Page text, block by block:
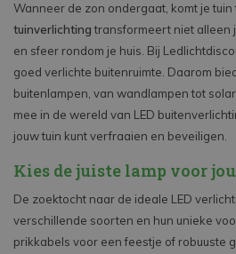
Wanneer de zon ondergaat, komt je
tuinverlichtingtransformeert niet alleen
en sfeer rondom je huis. Bij
goed verlichte buitenruimte. Daarom
buitenlampen, van wandlampen tot
mee in de wereld van LED
jouw tuin kunt verfraaien en beveiligen.
Kies de juiste lamp voor
De zoektocht naar de ideale LED
verschillende soorten en hun unieke
prikkabels voor een feestje of robuuste